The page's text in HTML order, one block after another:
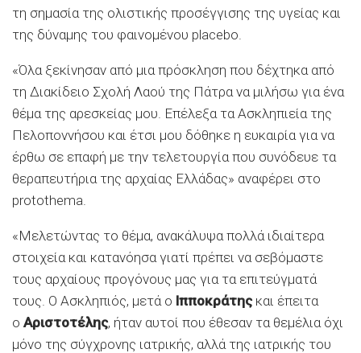
τη σημασία της ολιστικής προσέγγισης της υγείας και
της δύναμης του φαινομένου placebo.
«Όλα ξεκίνησαν από μια πρόσκληση που δέχτηκα από
τη Διακίδειο Σχολή Λαού της Πάτρα να μιλήσω για ένα
θέμα της αρεσκείας μου. Επέλεξα τα Ασκληπιεία της
Πελοποννήσου και έτσι μου δόθηκε η ευκαιρία για να
έρθω σε επαφή με την τελετουργία που συνόδευε τα
θεραπευτήρια της αρχαίας Ελλάδας» αναφέρει στο
protothema.
«Μελετώντας το θέμα, ανακάλυψα πολλά ιδιαίτερα
στοιχεία και κατανόησα γιατί πρέπει να σεβόμαστε
τους αρχαίους προγόνους μας για τα επιτεύγματά
τους. Ο Ασκληπιός, μετά ο Ιπποκράτηςκαι έπειτα
ο Αριστοτέλης, ήταν αυτοί που έθεσαν τα θεμέλια όχι
μόνο της σύγχρονης ιατρικής, αλλά της ιατρικής του